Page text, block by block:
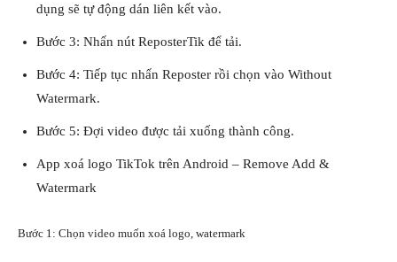
dụng sẽ tự động dán liên kết vào.
Bước 3: Nhấn nút ReposterTik để tải.
Bước 4: Tiếp tục nhấn Reposter rồi chọn vào Without
Watermark.
Bước 5: Đợi video được tải xuống thành công.
App xoá logo TikTok trên Android – Remove Add &
Watermark
Bước 1: Chọn video muốn xoá logo, watermark